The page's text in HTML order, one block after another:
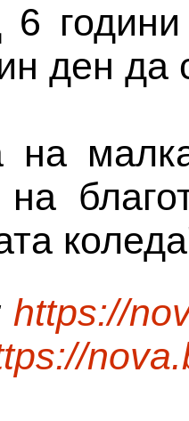
6
ден да
на
https://